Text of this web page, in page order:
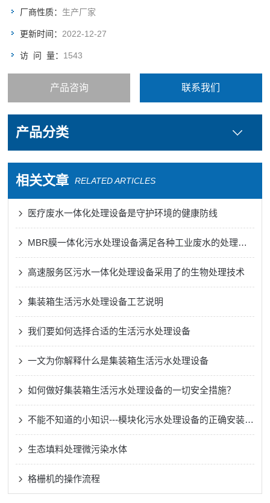
通过本污水处理系统处理后的污水可以很好的达标排放，可的身
题，同时还可以提高人们的环境保护意识，为地方的环保事业作
出一份贡献。可见此项工程具有一定的社会经
厂商性质： 生产厂家
更新时间： 2022-12-27
访 问 量： 1543
产品咨询 联系我们
产品分类
相关文章 RELATED ARTICLES
医疗废水一体化处理设备是守护环境的健康防线
MBR膜一体化污水处理设备满足各种工业废水的处理需求
高速服务区污水一体化处理设备采用了的生物处理技术
集装箱生活污水处理设备工艺说明
我们要如何选择合适的生活污水处理设备
一文为你解释什么是集装箱生活污水处理设备
如何做好集装箱生活污水处理设备的一切安全措施？
不能不知道的小知识---模块化污水处理设备的正确安装方法
生态填料处理微污染水体
格栅机的操作流程